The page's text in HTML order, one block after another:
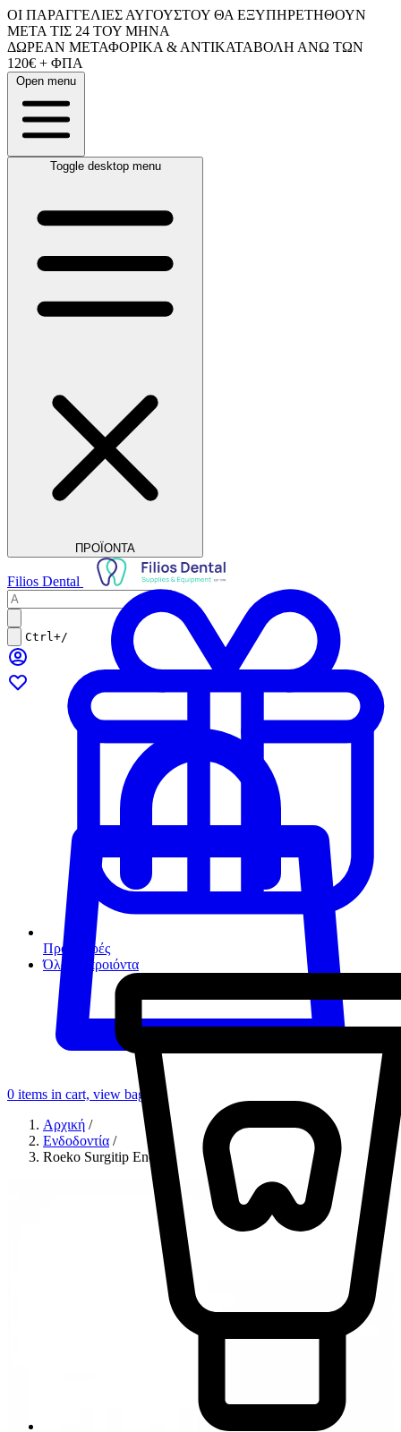
ΟΙ ΠΑΡΑΓΓΕΛΙΕΣ ΑΥΓΟΥΣΤΟΥ ΘΑ ΕΞΥΠΗΡΕΤΗΘΟΥΝ
ΜΕΤΑ ΤΙΣ 24 ΤΟΥ ΜΗΝΑ
ΔΩΡΕΑΝ ΜΕΤΑΦΟΡΙΚΑ & ΑΝΤΙΚΑΤΑΒΟΛΗ ΑΝΩ ΤΩΝ
120€ + ΦΠΑ
Open menu
Toggle desktop menu
ΠΡΟΪΟΝΤΑ
Προσφορές
Όλα τα προιόντα
Filios Dental
Ctrl+/
0 items in cart, view bag
Αρχική /
Ενδοδοντία /
Roeko Surgitip Endo